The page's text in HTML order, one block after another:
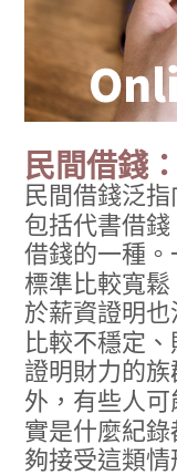
民間借錢：
民間借錢泛
包括代書借
借錢的一種
標準比較寬
於薪資證明
比較不穩定
證明財力的
外，有些人
實是什麼紀
夠接受這類情